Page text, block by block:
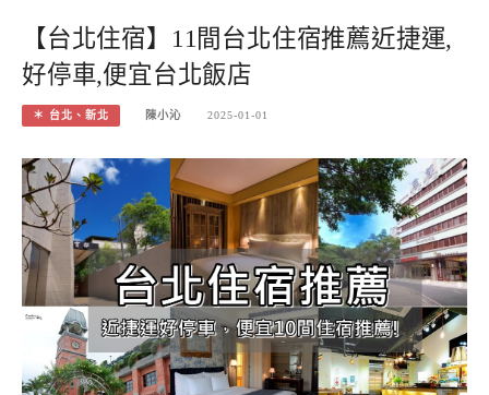
【台北住宿】11間台北住宿推薦近捷運,
好停車,便宜台北飯店
＊ 台北、新北 陳小沁 2025-01-01